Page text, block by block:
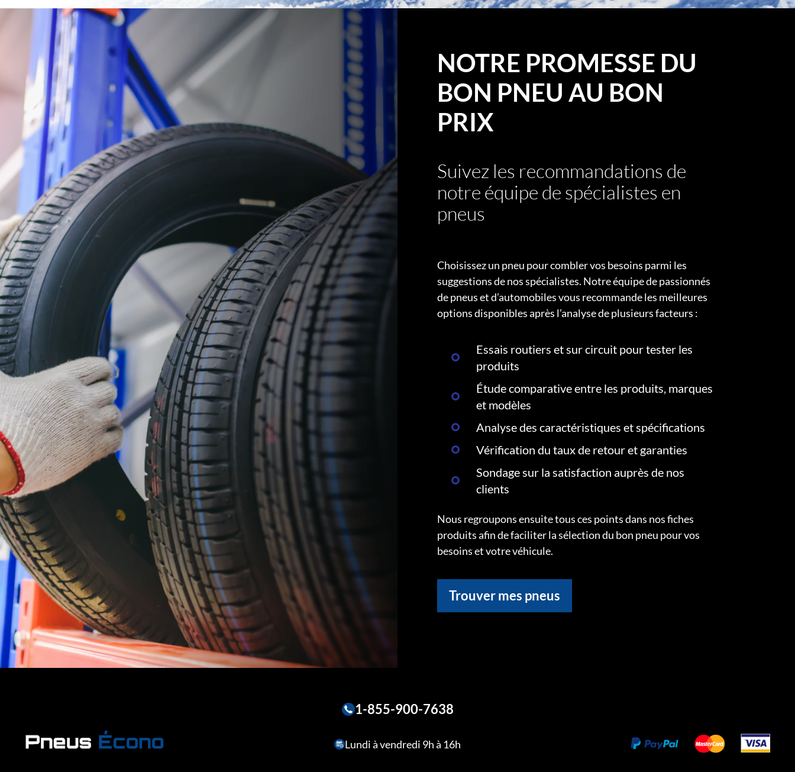
NOTRE PROMESSE DU
BON PNEU AU BON
PRIX
Suivez les recommandations de
notre équipe de spécialistes en
pneus
Choisissez un pneu pour combler vos besoins parmi les
suggestions de nos spécialistes. Notre équipe de passionnés
de pneus et d’automobiles vous recommande les meilleures
options disponibles après l’analyse de plusieurs facteurs :
Essais routiers et sur circuit pour tester les
produits
Étude comparative entre les produits, marques
et modèles
Analyse des caractéristiques et spécifications
Vérification du taux de retour et garanties
Sondage sur la satisfaction auprès de nos
clients
Nous regroupons ensuite tous ces points dans nos fiches
produits afin de faciliter la sélection du bon pneu pour vos
besoins et votre véhicule.
Trouver mes pneus
1-855-900-7638
Lundi à vendredi 9h à 16h